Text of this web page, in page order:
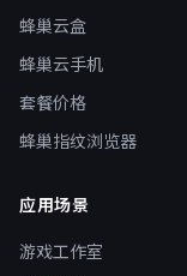
蜂巢云盒
蜂巢云手机
套餐价格
蜂巢指纹浏览器
应用场景
游戏工作室